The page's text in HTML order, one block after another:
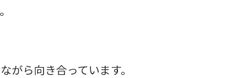
がら向き合っています。